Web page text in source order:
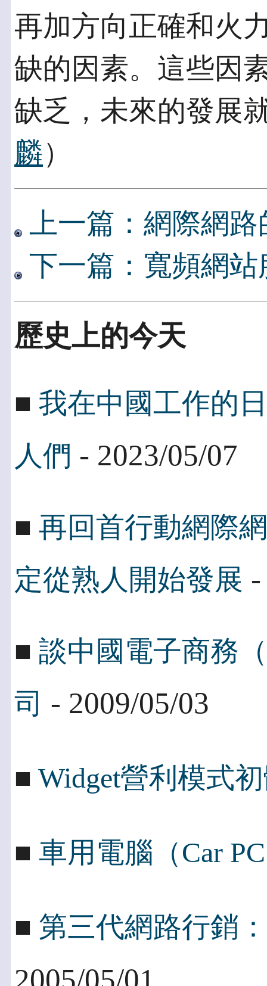
再加方向正確和火
缺的因素。這些因
缺乏，未來的發展
麟）
上一篇：網際網
下一篇：寬頻網站
歷史上的今天
■ 我在中國工作的
人們 - 2023/05/07
■ 再回首行動網際
定從熟人開始發展
■ 談中國電子商務
司 - 2009/05/03
■ Widget營利模式
■ 車用電腦（Car
■ 第三代網路行銷
2005/05/01